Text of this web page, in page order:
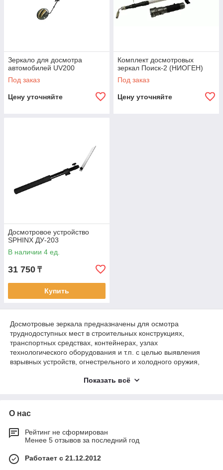
Зеркало для досмотра
автомобилей UV200
Под заказ
Цену уточняйте
Комплект досмотровых
зеркал Поиск-2 (НИОГЕН)
Под заказ
Цену уточняйте
Досмотровое устройство
SPHINX ДУ-203
В наличии 4 ед.
31 750 ₸
Купить
Досмотровые зеркала предназначены для осмотра
труднодоступных мест в строительных конструкциях,
транспортных средствах, контейнерах, узлах
технологического оборудования и т.п. с целью выявления
взрывных устройств, огнестрельного и холодного оружия,
Показать всё
О нас
Рейтинг не сформирован
Менее 5 отзывов за последний год
Работает с 21.12.2012